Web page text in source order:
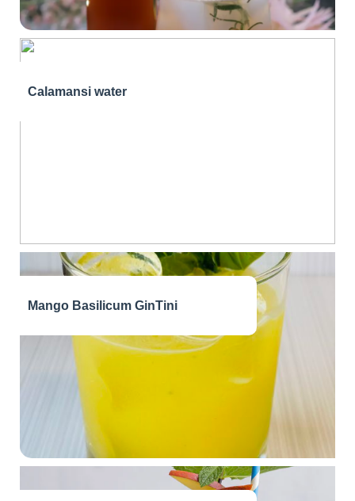
Calamansi water
Mango Basilicum GinTini